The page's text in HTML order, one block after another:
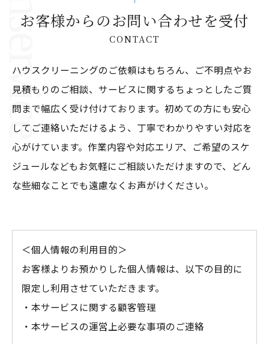
お客様からのお問い合わせを受付
CONTACT
ハウスクリーニングのご依頼はもちろん、ご不明点やお
見積もりのご相談、サービスに関するちょっとしたご質
問まで幅広く受け付けております。初めての方にも安心
してご連絡いただけるよう、丁寧でわかりやすい対応を
心がけています。作業内容や対応エリア、ご希望のスケ
ジュールなどもお気軽にご相談いただけますので、どん
な些細なことでも遠慮なくお声がけください。
＜個人情報の利用目的＞
お客様よりお預かりした個人情報は、以下の目的に
限定し利用させていただきます。
・本サービスに関する顧客管理
・本サービスの運営上必要な事項のご連絡